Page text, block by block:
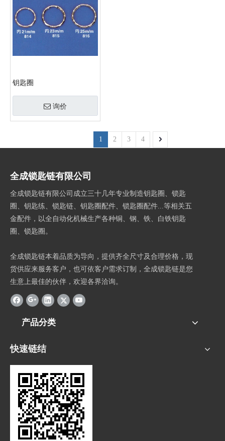
钥匙圈
询价
1 2 3 4
全成锁匙链有限公司
全成锁匙链有限公司成立三十几年专业制造钥匙圈、锁匙
圈、钥匙练、锁匙链、钥匙圈配件、锁匙圈配件...等相关五
金配件，以全自动化机械生产各种铜、钢、铁、白铁钥匙
圈、锁匙圈。
全成锁匙链本着品质为导向，提供齐全尺寸及合理价格，现
货供应来服务客户，也可依客户需求订制，全成锁匙链是您
生意上最佳的伙伴，欢迎各界洽询。
产品分类
快速链结